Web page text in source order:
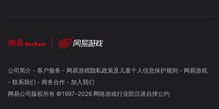
公司简介- 客户服务 - 网易游戏隐私政策及儿童个人信息保护规则 - 网易游戏
- 联系我们 - 商务合作- 加入我们
网易公司版权所有 ©1997-2026 网络游戏行业防沉迷自律公约